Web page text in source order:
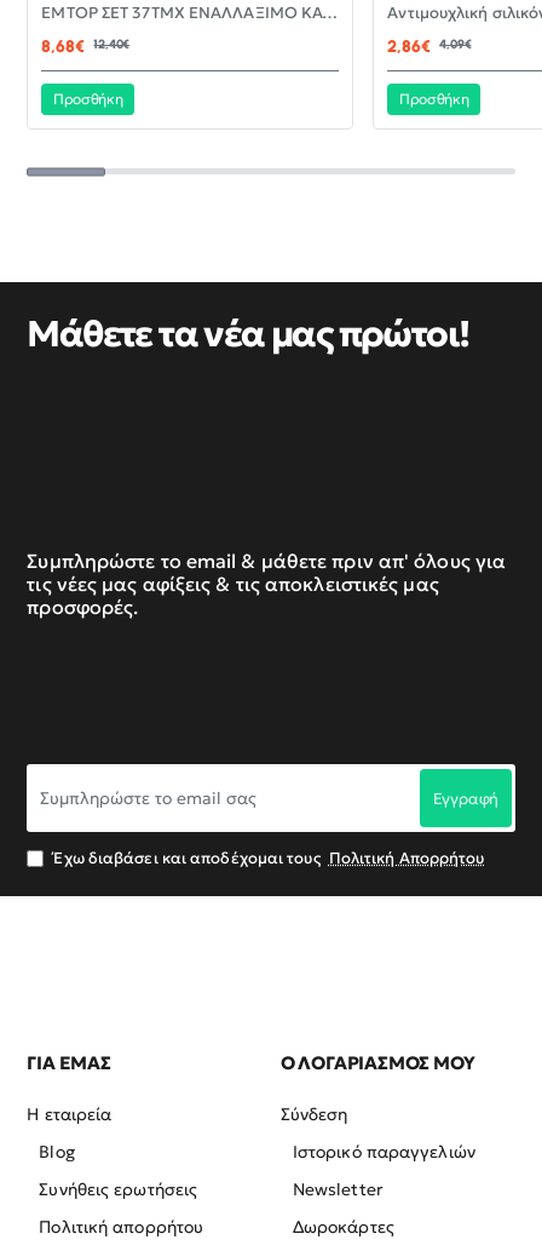
-30%EMTOP ΣΕΤ 37ΤΜΧ ΕΝΑΛΛΑΞΙΜΟ ΚΑΤΣΑΒΙΔΙ ΜΕ ΜΥΤΕΣ EBST03702
8,68€
12,40€
Προσθήκη
2,86€ 4,09€
Προσθήκη
Μάθετε τα νέα μας πρώτοι!
Συμπληρώστε το email & μάθετε πριν απ' όλους για
τις νέες μας αφίξεις & τις αποκλειστικές μας
προσφορές.
το
σας
Εγγραφή
Έχω διαβάσει και αποδέχομαι τους Πολιτική Απορρήτου
ΓΙΑ ΕΜΑΣ
Η εταιρεία
Blog
Συνήθεις ερωτήσεις
Πολιτική απορρήτου
Ο ΛΟΓΑΡΙΑΣΜΟΣ ΜΟΥ
Σύνδεση
Ιστορικό παραγγελιών
Newsletter
Δωροκάρτες